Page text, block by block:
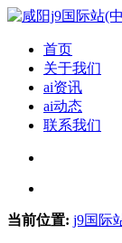
首页
关于我们
ai资讯
ai动态
联系我们
当前位置: j9国际